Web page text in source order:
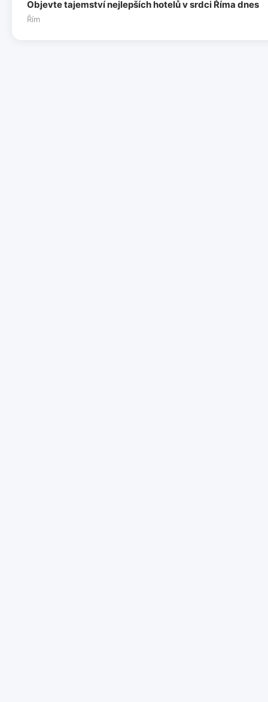
Objevte tajemství nejlepších hotelů v srdci Říma dnes
Řím